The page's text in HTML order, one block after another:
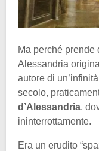
Ma perché prende
Alessandria
autore di
secolo,
d’Alessandria,
ininterrottamente.
Era un erudito